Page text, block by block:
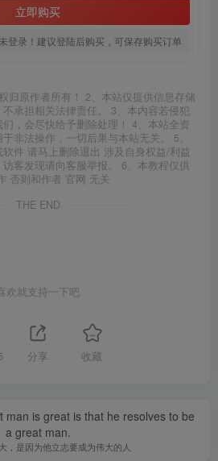
立即购买
登录！建议登陆后购买，可保存购买订单
归原作者所有！ 2、本站仅提供信息存储
承担相关法律责任。 3、本内容若侵犯
，会尽快给予删除处理！ 4、本站全资
非法操作，一切后果与本站无关。 5、
件 请马上删除退出 涉及自身权益/利益
客发现请向客服举报。 6、本教程仅供
否则和作者 官网 无关
THE END
欢就支持一下吧
分享 收藏
man is great is that he resolves to be
a great man.
，是因为他立志要成为伟大的人